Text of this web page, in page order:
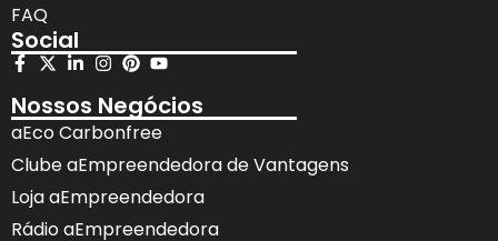
FAQ
Social
Nossos Negócios
aEco Carbonfree
Clube aEmpreendedora de Vantagens
Loja aEmpreendedora
Rádio aEmpreendedora